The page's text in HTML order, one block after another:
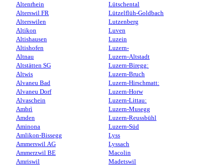
Altenrhein
Alterswil FR
Alterswilen
Altikon
Altishausen
Altishofen
Altnau
Altstätten SG
Altwis
Alvaneu Bad
Alvaneu Dorf
Alvaschein
Ambrì
Amden
Aminona
Amlikon-Bissegg
Ammerswil AG
Ammerzwil BE
Amriswil
Lütschental
Lützelflüh-Goldbach
Lutzenberg
Luven
Luzein
Luzern-
Luzern-Altstadt
Luzern-Biregg:
Luzern-Bruch
Luzern-Hirschmatt:
Luzern-Horw
Luzern-Littau:
Luzern-Musegg
Luzern-Reussbühl
Luzern-Süd
Lyss
Lyssach
Macolin
Madetswil